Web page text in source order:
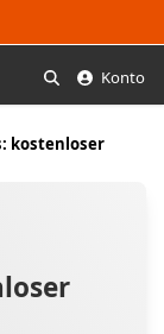
Konto
kostenloser